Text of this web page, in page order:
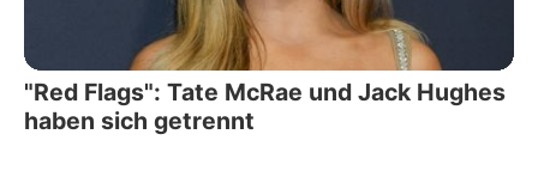
"Red Flags": Tate McRae und Jack Hughes
haben sich getrennt